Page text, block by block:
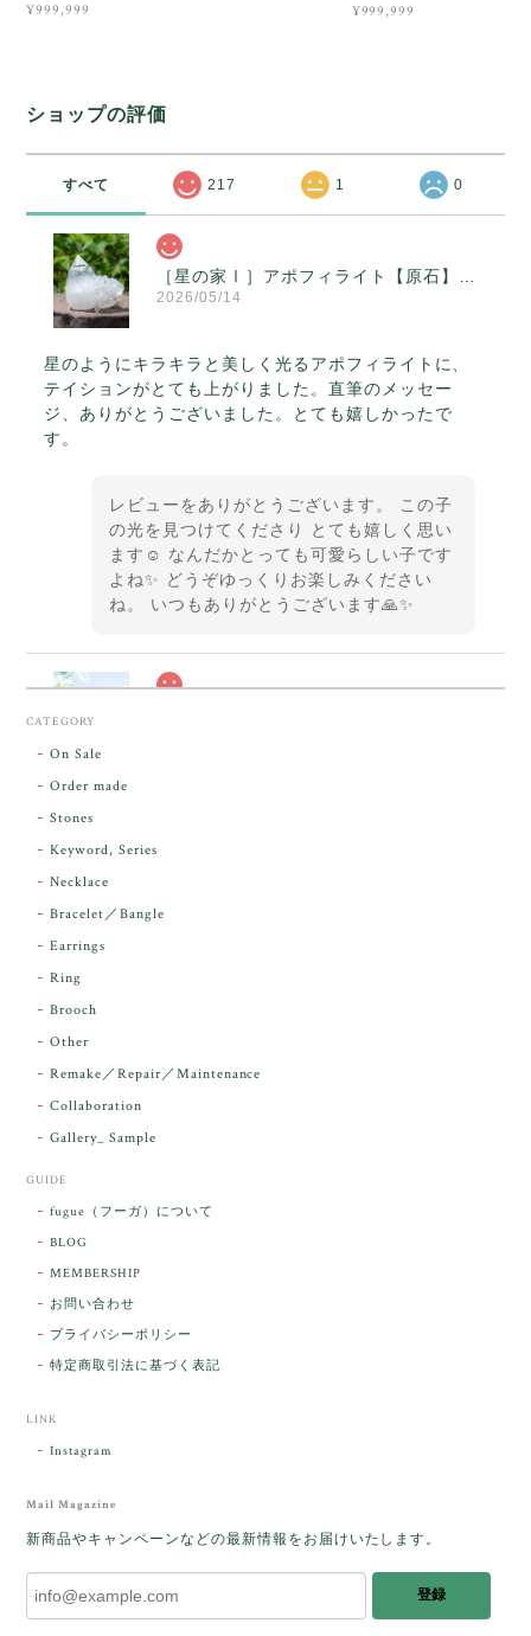
¥999,999
¥999,999
ショップの評価
すべて 217 1 0
2026/05/14
星のようにキラキラと美しく光るアポフィライトに、
テイションがとても上がりました。直筆のメッセー
ジ、ありがとうございました。とても嬉しかったで
す。
レビューをありがとうございます。 この子
の光を見つけてくださり とても嬉しく思い
ます☺️ なんだかとっても可愛らしい子です
よね✨ どうぞゆっくりお楽しみください
ね。 いつもありがとうございます🙏✨
ンダラで感動しました。素敵な箱と和紙で石を包んで
下さり、ありがとうございました。
レビューをありがとうございます。 実物を
こそ この度は誠にありがとうございまし
た人に幸せが訪れる」という言い伝えがあるケサラン
パサラン。とっても素敵です。メッセージでは色々記
憶違いもありましたが、またいつかお会いして楽しい
した。
をあたたかく迎え入れてくださり とても嬉
しく思います。 この石のふわりとした光を
ランパサラン」でした。これからはT様の
傍で そっと見守ってくれるのではないかな
CATEGORY
On Sale
Order made
Stones
Keyword, Series
Necklace
Bracelet／Bangle
Earrings
Ring
Brooch
Other
Remake／Repair／Maintenance
Collaboration
Gallery_ Sample
GUIDE
fugue（フーガ）について
BLOG
MEMBERSHIP
お問い合わせ
プライバシーポリシー
特定商取引法に基づく表記
LINK
Instagram
Mail Magazine
新商品やキャンペーンなどの最新情報をお届けいたします。
登録